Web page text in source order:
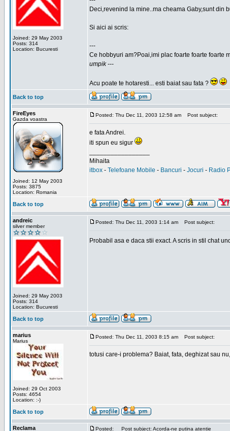
Joined: 29 May 2003
Posts: 314
Location: Bucuresti
Deci,revenind la mine..ma cheama Gaby,sunt din
Si aici ai scris:
---
Ce hobbyuri am?Poai,imi plac foarte foarte foarte
umpik---
Acu poate te hotaresti... esti baiat sau fata ?
Back to top
FireEyes
Gazda voastra
Joined: 12 May 2003
Posts: 3875
Location: Romania
Posted: Thu Dec 11, 2003 12:58 am Post subject:
e fata Andrei.
iti spun eu sigur
Mihaita
itbox - Telefoane Mobile - Bancuri - Jocuri - Radio
Back to top
andreic
silver member
Joined: 29 May 2003
Posts: 314
Location: Bucuresti
Posted: Thu Dec 11, 2003 1:14 am Post subject:
Probabil asa e daca stii exact. A scris in stil chat
Back to top
marius
Marius
Joined: 29 Oct 2003
Posts: 4654
Location: :-)
Posted: Thu Dec 11, 2003 8:15 am Post subject:
totusi care-i problema? Baiat, fata, deghizat sau
Back to top
Reclama Posted: Post subject: Acorda-ne putina atentie